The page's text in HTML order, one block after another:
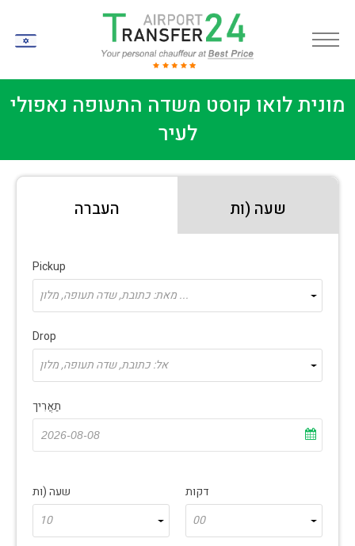
מונית לואו קוסט משדה התעופה נאפולי
לעיר
העברה שעה (ות
Pickup
מאת: כתובת, שדה תעופה, מלון ...
Drop
אל: כתובת, שדה תעופה, מלון
תַאֲרִיך
שעה (ות
10
דקות
00